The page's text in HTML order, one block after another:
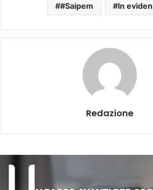
#Saipem In
Redazione